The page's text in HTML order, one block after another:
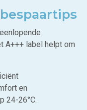
A+++ label helpt om
en
24-26°C.